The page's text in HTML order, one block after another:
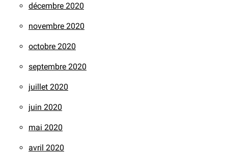
décembre 2020
novembre 2020
octobre 2020
septembre 2020
juillet 2020
juin 2020
mai 2020
avril 2020